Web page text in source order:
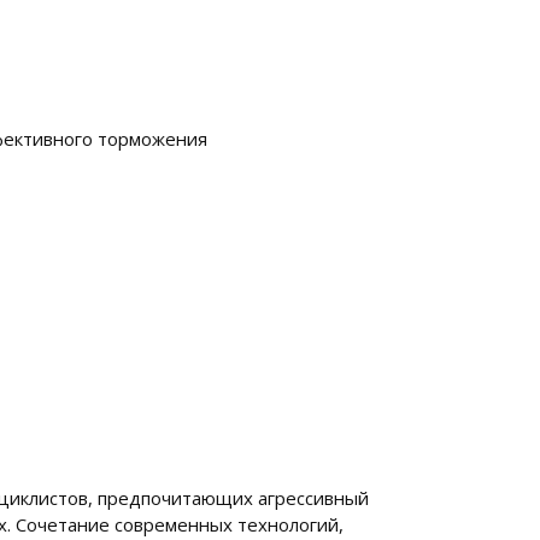
торможения
предпочитающих агрессивный
Сочетание современных технологий,